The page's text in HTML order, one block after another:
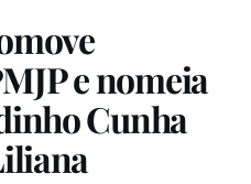
e nomeia
Cunha